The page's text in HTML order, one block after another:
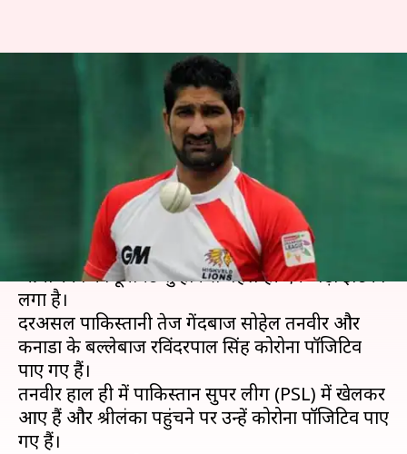
लंका प्रीमियर लीग: टूर्नामेंट शुरु होने से
पहले कोरोना पॉजिटिव मिले तनवीर
और एक अन्य खिलाड़ी
Nov 20, 2020 07:00 pm
26 नवंबर से शुरु हो रही लंका प्रीमियर लीग (LPL) के
आयोजकों को टूर्नामेंट शुरु होने से पहले ही एक बड़ा झटका
लगा है।
दरअसल पाकिस्तानी तेज गेंदबाज सोहेल तनवीर और
कनाडा के बल्लेबाज रविंदरपाल सिंह कोरोना पॉजिटिव
पाए गए हैं।
तनवीर हाल ही में पाकिस्तान सुपर लीग (PSL) में खेलकर
आए हैं और श्रीलंका पहुंचने पर उन्हें कोरोना पॉजिटिव पाए
गए हैं।